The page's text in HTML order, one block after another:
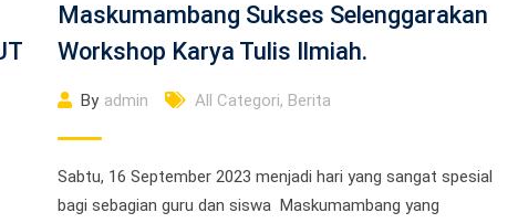
Maskumambang Sukses Selenggarakan
Workshop Karya Tulis Ilmiah.
By admin All Categori, Berita
Sabtu, 16 September 2023 menjadi hari yang sangat spesial
bagi sebagian guru dan siswa Maskumambang yang